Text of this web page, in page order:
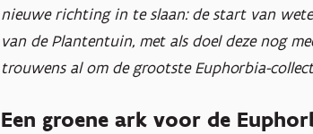
nieuwe richting in te slaan: de start van
van de Plantentuin, met als doel deze nog
trouwens al om de grootste Euphorbia-
Een groene ark voor de